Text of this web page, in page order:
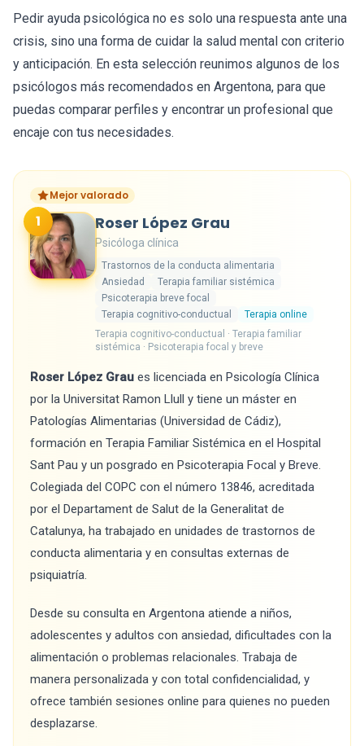
Pedir ayuda psicológica no es solo una respuesta ante una
crisis, sino una forma de cuidar la salud mental con criterio
y anticipación. En esta selección reunimos algunos de los
psicólogos más recomendados en Argentona, para que
puedas comparar perfiles y encontrar un profesional que
encaje con tus necesidades.
Mejor valorado
1 Roser López Grau
Psicóloga clínica
Trastornos de la conducta alimentaria
Ansiedad
Terapia familiar sistémica
Psicoterapia breve focal
Terapia cognitivo-conductual
Terapia online
Terapia cognitivo-conductual · Terapia familiar
sistémica · Psicoterapia focal y breve
Roser López Grau es licenciada en Psicología Clínica
por la Universitat Ramon Llull y tiene un máster en
Patologías Alimentarias (Universidad de Cádiz),
formación en Terapia Familiar Sistémica en el Hospital
Sant Pau y un posgrado en Psicoterapia Focal y Breve.
Colegiada del COPC con el número 13846, acreditada
por el Departament de Salut de la Generalitat de
Catalunya, ha trabajado en unidades de trastornos de
conducta alimentaria y en consultas externas de
psiquiatría.
Desde su consulta en Argentona atiende a niños,
adolescentes y adultos con ansiedad, dificultades con la
alimentación o problemas relacionales. Trabaja de
manera personalizada y con total confidencialidad, y
ofrece también sesiones online para quienes no pueden
desplazarse.